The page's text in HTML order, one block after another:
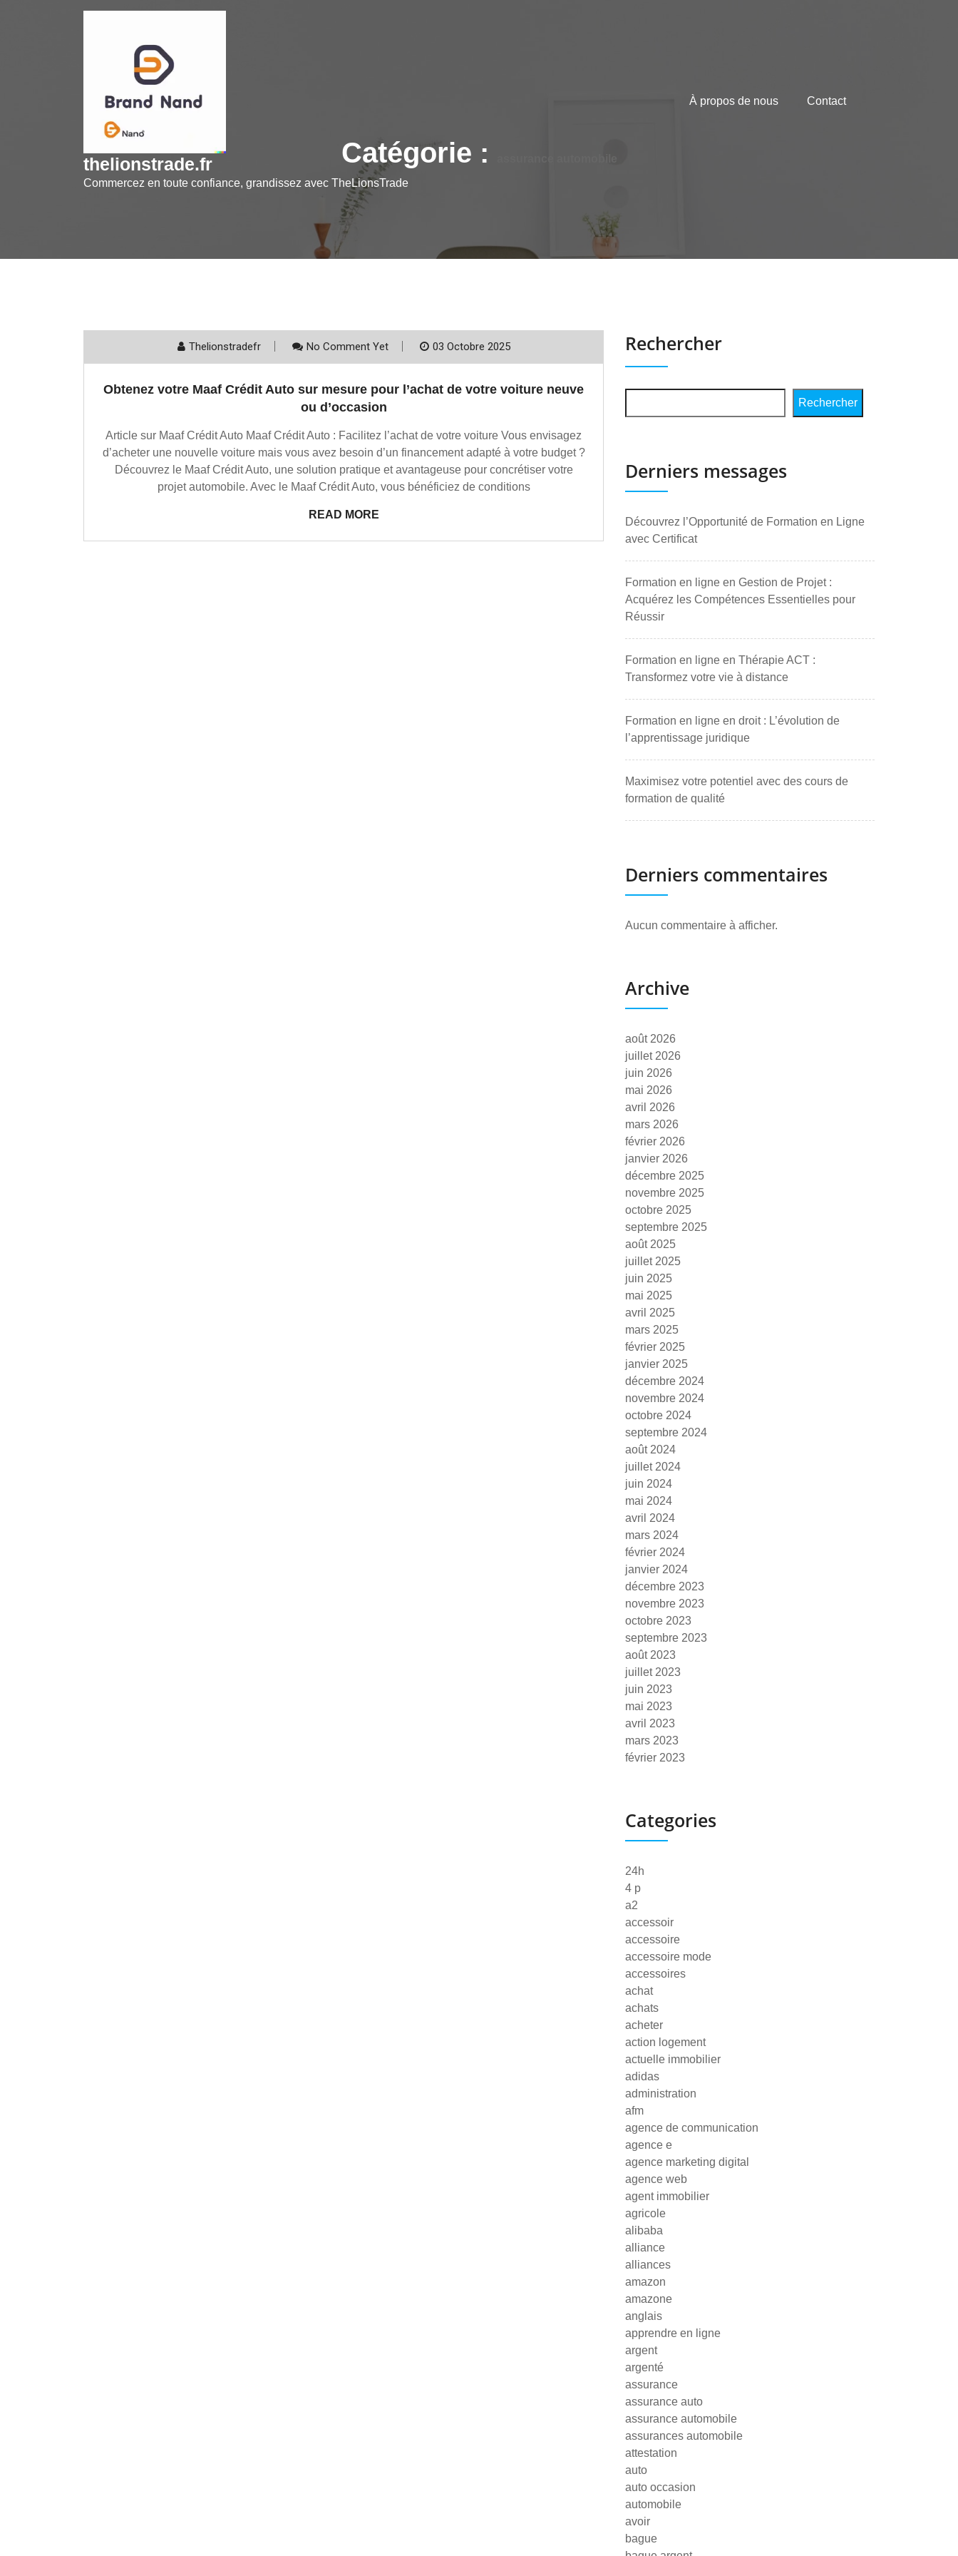
thelionstrade.fr
Commercez en toute confiance, grandissez avec TheLionsTrade
À propos de nous Contact
Catégorie :
Thelionstradefr No Comment Yet 03 Octobre 2025
Obtenez votre Maaf Crédit Auto sur mesure pour l’achat de votre voiture neuve
ou d’occasion
Article sur Maaf Crédit Auto Maaf Crédit Auto : Facilitez l’achat de votre voiture Vous envisagez
d’acheter une nouvelle voiture mais vous avez besoin d’un financement adapté à votre budget ?
Découvrez le Maaf Crédit Auto, une solution pratique et avantageuse pour concrétiser votre
projet automobile. Avec le Maaf Crédit Auto, vous bénéficiez de conditions
READ MORE
Rechercher
Rechercher
Derniers messages
Découvrez l’Opportunité de Formation en Ligne
avec Certificat
Formation en ligne en Gestion de Projet :
Acquérez les Compétences Essentielles pour
Réussir
Formation en ligne en Thérapie ACT :
Transformez votre vie à distance
Formation en ligne en droit : L’évolution de
l’apprentissage juridique
Maximisez votre potentiel avec des cours de
formation de qualité
Derniers commentaires
Aucun commentaire à afficher.
Archive
août 2026
juillet 2026
juin 2026
mai 2026
avril 2026
mars 2026
février 2026
janvier 2026
décembre 2025
novembre 2025
octobre 2025
septembre 2025
août 2025
juillet 2025
juin 2025
mai 2025
avril 2025
mars 2025
février 2025
janvier 2025
décembre 2024
novembre 2024
octobre 2024
septembre 2024
août 2024
juillet 2024
juin 2024
mai 2024
avril 2024
mars 2024
février 2024
janvier 2024
décembre 2023
novembre 2023
octobre 2023
septembre 2023
août 2023
juillet 2023
juin 2023
mai 2023
avril 2023
mars 2023
février 2023
Categories
24h
4 p
a2
accessoir
accessoire
accessoire mode
accessoires
achat
achats
acheter
action logement
actuelle immobilier
adidas
administration
afm
agence de communication
agence e
agence marketing digital
agence web
agent immobilier
agricole
alibaba
alliance
alliances
amazon
amazone
anglais
apprendre en ligne
argent
argenté
assurance
assurance auto
assurance automobile
assurances automobile
attestation
auto
auto occasion
automobile
avoir
bague